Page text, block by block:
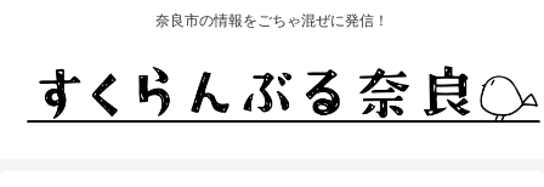
奈良市の情報をごちゃ混ぜに発信！